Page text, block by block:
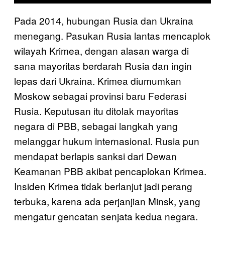
Pada 2014, hubungan Rusia dan Ukraina
menegang. Pasukan Rusia lantas mencaplok
wilayah Krimea, dengan alasan warga di
sana mayoritas berdarah Rusia dan ingin
lepas dari Ukraina. Krimea diumumkan
Moskow sebagai provinsi baru Federasi
Rusia. Keputusan itu ditolak mayoritas
negara di PBB, sebagai langkah yang
melanggar hukum internasional. Rusia pun
mendapat berlapis sanksi dari Dewan
Keamanan PBB akibat pencaplokan Krimea.
Insiden Krimea tidak berlanjut jadi perang
terbuka, karena ada perjanjian Minsk, yang
mengatur gencatan senjata kedua negara.